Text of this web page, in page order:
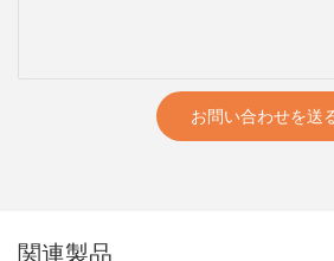
お問い合わせを送
関連製品